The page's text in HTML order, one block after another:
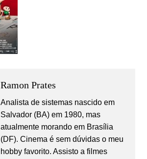
Ramon Prates
Analista de sistemas nascido em
Salvador (BA) em 1980, mas
atualmente morando em Brasília
(DF). Cinema é sem dúvidas o meu
hobby favorito. Assisto a filmes